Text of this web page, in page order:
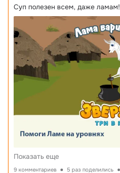
Суп полезен всем, даже ламам!
Показать еще
9 комментариев 5 раз поделились